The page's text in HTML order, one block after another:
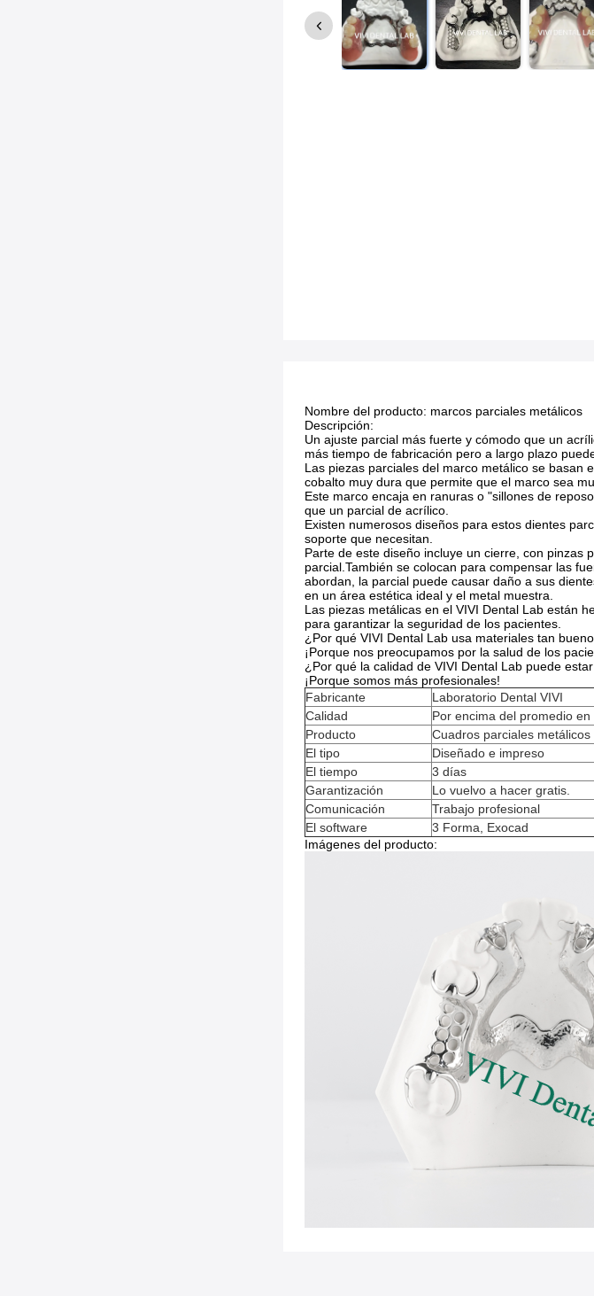
Nombre del producto: marcos parciales metálicos
Descripción:
Un ajuste parcial más fuerte y cómodo que un
más tiempo de fabricación pero a largo plazo
Las piezas parciales del marco metálico se basan
cobalto muy dura que permite que el marco sea
Este marco encaja en ranuras o "sillones de
que un parcial de acrílico.
Existen numerosos diseños para estos dientes
soporte que necesitan.
Parte de este diseño incluye un cierre, con pinzas
parcial.También se colocan para compensar las
abordan, la parcial puede causar daño a sus
en un área estética ideal y el metal muestra.
Las piezas metálicas en el VIVI Dental Lab están
para garantizar la seguridad de los pacientes.
¿Por qué VIVI Dental Lab usa materiales tan
¡Porque nos preocupamos por la salud de los
¿Por qué la calidad de VIVI Dental Lab puede
¡Porque somos más profesionales!
Fabricante
Laboratorio Dental VIVI
Calidad
Por encima del promedio en
Producto
Cuadros parciales metálicos
El tipo
Diseñado e impreso
El tiempo
3 días
Garantización
Lo vuelvo a hacer gratis.
Comunicación
Trabajo profesional
El software
3 Forma, Exocad
Imágenes del producto: